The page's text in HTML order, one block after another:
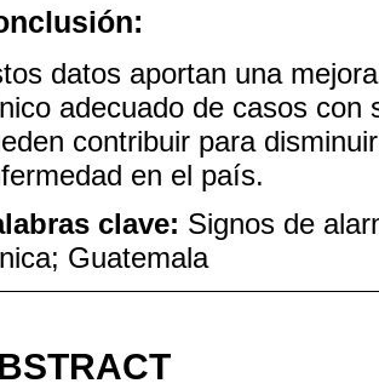
datos aportan una
adecuado de casos con
contribuir para
en el país.
clave: Signos de
Guatemala